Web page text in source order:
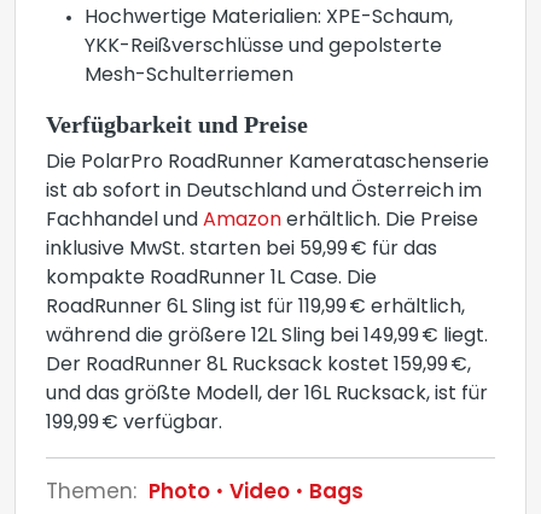
Hochwertige Materialien: XPE-Schaum,
YKK-Reißverschlüsse und gepolsterte
Mesh-Schulterriemen
Verfügbarkeit und Preise
Die PolarPro RoadRunner Kamerataschenserie
ist ab sofort in Deutschland und Österreich im
Fachhandel und Amazon erhältlich. Die Preise
inklusive MwSt. starten bei 59,99 € für das
kompakte RoadRunner 1L Case. Die
RoadRunner 6L Sling ist für 119,99 € erhältlich,
während die größere 12L Sling bei 149,99 € liegt.
Der RoadRunner 8L Rucksack kostet 159,99 €,
und das größte Modell, der 16L Rucksack, ist für
199,99 € verfügbar.
Themen: Photo Video Bags